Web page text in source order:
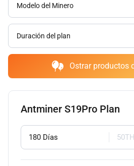
Ostrar productos
Antminer S19Pro Plan
180 Días